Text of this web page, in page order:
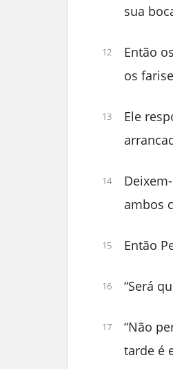
sua
12
Então
os
13
Ele
14
ambos
15 Então
16 “Será
17
“Não
tarde é